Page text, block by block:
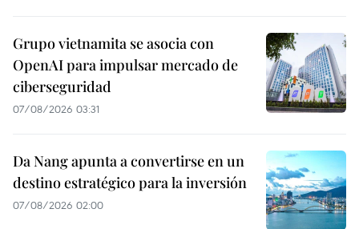
Grupo vietnamita se asocia con
OpenAI para impulsar mercado de
ciberseguridad
07/08/2026 03:31
Da Nang apunta a convertirse en un
destino estratégico para la inversión
07/08/2026 02:00